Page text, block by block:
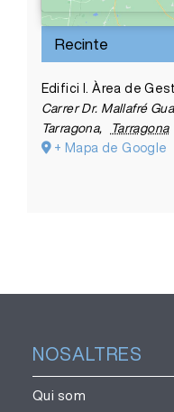
Recinte
Edifici I. Àrea de
Carrer Dr. Mallafré
Tarragona, Tarragona
+ Mapa de Google
NOSALTRES
Qui som